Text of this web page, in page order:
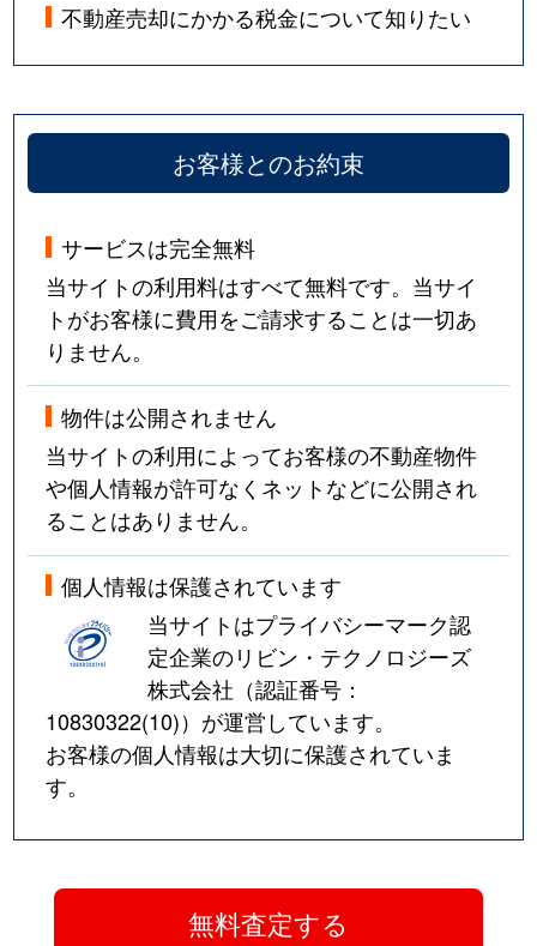
不動産売却にかかる税金について知りたい
お客様とのお約束
サービスは完全無料
当サイトの利用料はすべて無料です。当サイ
トがお客様に費用をご請求することは一切あ
りません。
物件は公開されません
当サイトの利用によってお客様の不動産物件
や個人情報が許可なくネットなどに公開され
ることはありません。
個人情報は保護されています
当サイトはプライバシーマーク認
定企業のリビン・テクノロジーズ
株式会社（認証番号：
10830322(10)）が運営しています。
お客様の個人情報は大切に保護されていま
す。